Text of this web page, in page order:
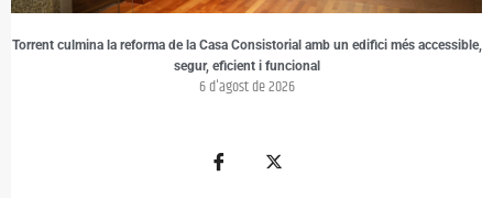
Torrent culmina la reforma de la Casa Consistorial amb un edifici més accessible,
segur, eficient i funcional
6 d'agost de 2026